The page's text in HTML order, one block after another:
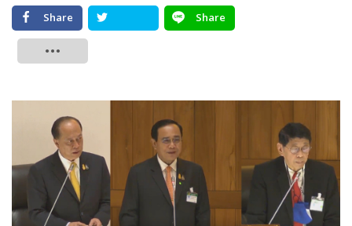
Share
Share